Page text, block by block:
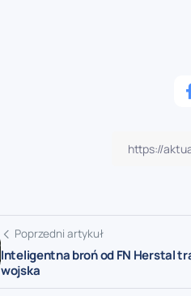
Poprzedni artykuł
Inteligentna broń od FN Herstal
wojska